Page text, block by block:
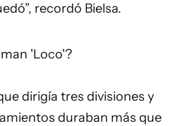
recordó Bielsa.
'Loco'?
dirigía tres divisiones y
duraban más que